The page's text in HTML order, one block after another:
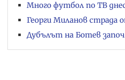
Много футбол по ТВ
Георги Миланов страда
Дубълът на Ботев